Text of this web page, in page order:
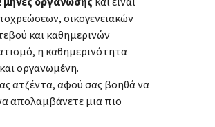
οικογενειακών
και καθημερινών
η καθημερινότητα
οργανωμένη.
ατζέντα, αφού σας βοηθά να
απολαμβάνετε μια πιο